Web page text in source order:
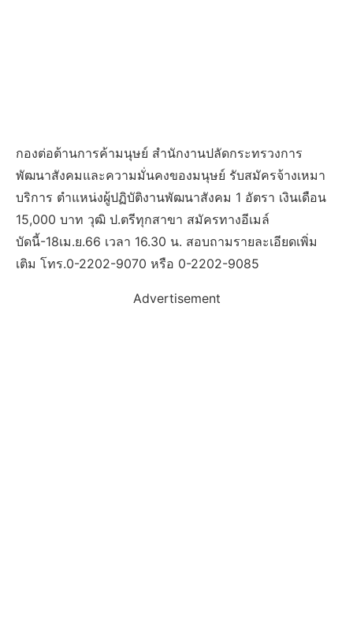
กองต่อต้านการค้ามนุษย์ สำนักงานปลัดกระทรวงการ
พัฒนาสังคมและความมั่นคงของมนุษย์ รับสมัครจ้างเหมา
บริการ ตำแหน่งผู้ปฏิบัติงานพัฒนาสังคม 1 อัตรา เงินเดือน
15,000 บาท วุฒิ ป.ตรีทุกสาขา สมัครทางอีเมล์
บัดนี้-18เม.ย.66 เวลา 16.30 น. สอบถามรายละเอียดเพิ่ม
เติม โทร.0-2202-9070 หรือ 0-2202-9085
Advertisement